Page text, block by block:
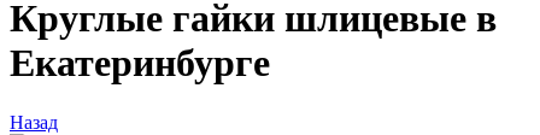
Круглые гайки шлицевые в
Екатеринбурге
Назад